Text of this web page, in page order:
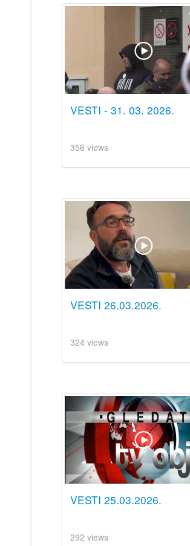
VESTI - 31. 03. 2026.
356 views
VESTI 26.03.2026.
324 views
VESTI 25.03.2026.
292 views